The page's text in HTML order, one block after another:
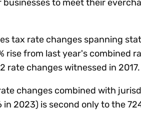
to meet their
tax rate changes spanning
rise from last year's combined
rate changes witnessed in 2017.
changes combined with
in 2023) is second only to the